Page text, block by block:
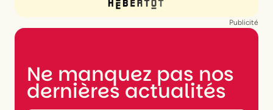
Publicité
Ne manquez pas nos
dernières actualités